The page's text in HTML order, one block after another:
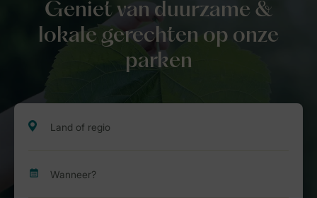
Geniet van duurzame &
lokale gerechten op onze
parken